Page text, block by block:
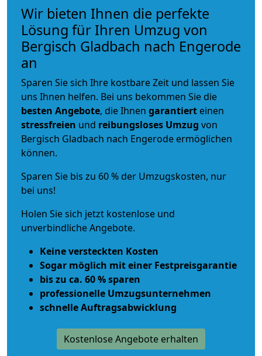
Wir bieten Ihnen die perfekte
Lösung für Ihren Umzug von
Bergisch Gladbach nach Engerode
an
Sparen Sie sich Ihre kostbare Zeit und lassen Sie
uns Ihnen helfen. Bei uns bekommen Sie die
besten Angebote, die Ihnen garantiert einen
stressfreien und reibungsloses Umzug von
Bergisch Gladbach nach Engerode ermöglichen
können.
Sparen Sie bis zu 60 % der Umzugskosten, nur
bei uns!
Holen Sie sich jetzt kostenlose und
unverbindliche Angebote.
Keine versteckten Kosten
Sogar möglich mit einer Festpreisgarantie
bis zu ca. 60 % sparen
professionelle Umzugsunternehmen
schnelle Auftragsabwicklung
Kostenlose Angebote erhalten